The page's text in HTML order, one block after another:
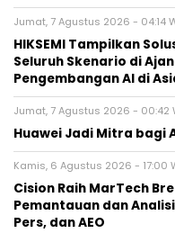
Jumat, 7 Agustus 2026 - 04:14
HIKSEMI Tampilkan
Seluruh Skenario di
Pengembangan AI di
Jumat, 7 Agustus 2026 - 00:42
Huawei Jadi Mitra bagi
Kamis, 6 Agustus 2026 - 17:00
Cision Raih MarTech
Pemantauan dan
Pers, dan AEO